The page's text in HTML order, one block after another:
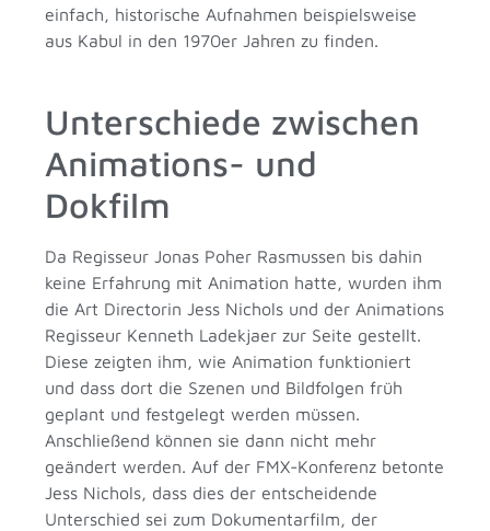
einfach, historische Aufnahmen beispielsweise
aus Kabul in den 1970er Jahren zu finden.
Unterschiede zwischen
Animations- und
Dokfilm
Da Regisseur Jonas Poher Rasmussen bis dahin
keine Erfahrung mit Animation hatte, wurden ihm
die Art Directorin Jess Nichols und der Animations
Regisseur Kenneth Ladekjaer zur Seite gestellt.
Diese zeigten ihm, wie Animation funktioniert
und dass dort die Szenen und Bildfolgen früh
geplant und festgelegt werden müssen.
Anschließend können sie dann nicht mehr
geändert werden. Auf der FMX-Konferenz betonte
Jess Nichols, dass dies der entscheidende
Unterschied sei zum Dokumentarfilm, der